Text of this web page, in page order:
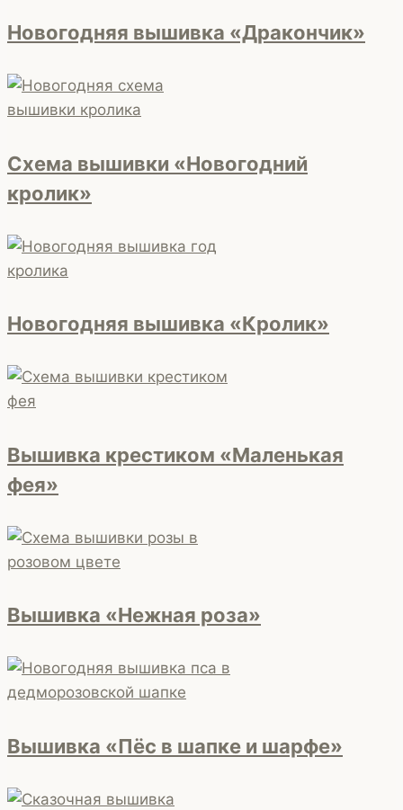
Новогодняя вышивка «Дракончик»
Схема вышивки «Новогодний
кролик»
Новогодняя вышивка «Кролик»
Вышивка крестиком «Маленькая
фея»
Вышивка «Нежная роза»
Вышивка «Пёс в шапке и шарфе»